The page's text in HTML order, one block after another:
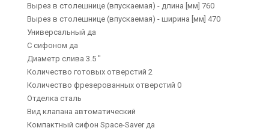
Вырез в столешнице (впускаемая) - длина [мм] 760
Вырез в столешнице (впускаемая) - ширина [мм] 470
Универсальный да
С сифоном да
Диаметр слива 3.5 "
Количество готовых отверстий 2
Количество фрезерованных отверстий 0
Отделка сталь
Вид клапана автоматический
Компактный сифон Space-Saver да